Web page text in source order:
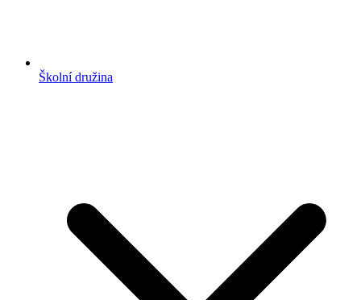
Školní družina